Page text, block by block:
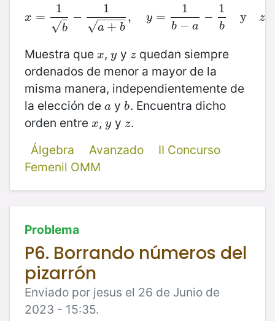
x =
1
b
√
−
1
a + b
− −
−−
√
, y =
1
b − a
−
1
b
y z
x=1b−1 +b ,y =1b−a −1 by =1 −a
Muestra que x
x,y
y y z
zquedan siempre
ordenados de menor a mayor de la
misma manera, independientemente de
la elección de a
a yb
b. Encuentra dicho
orden entre x
x,y
y y z
z.
Álgebra
Avanzado
II Concurso
Femenil OMM
Problema
P6. Borrando números del
pizarrón
Enviado por jesus el 26 de Junio de
2023 - 15:35.